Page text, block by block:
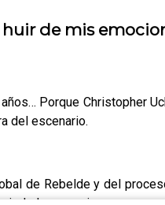
de mis
Porque Christopher
del escenario.
de Rebelde y del